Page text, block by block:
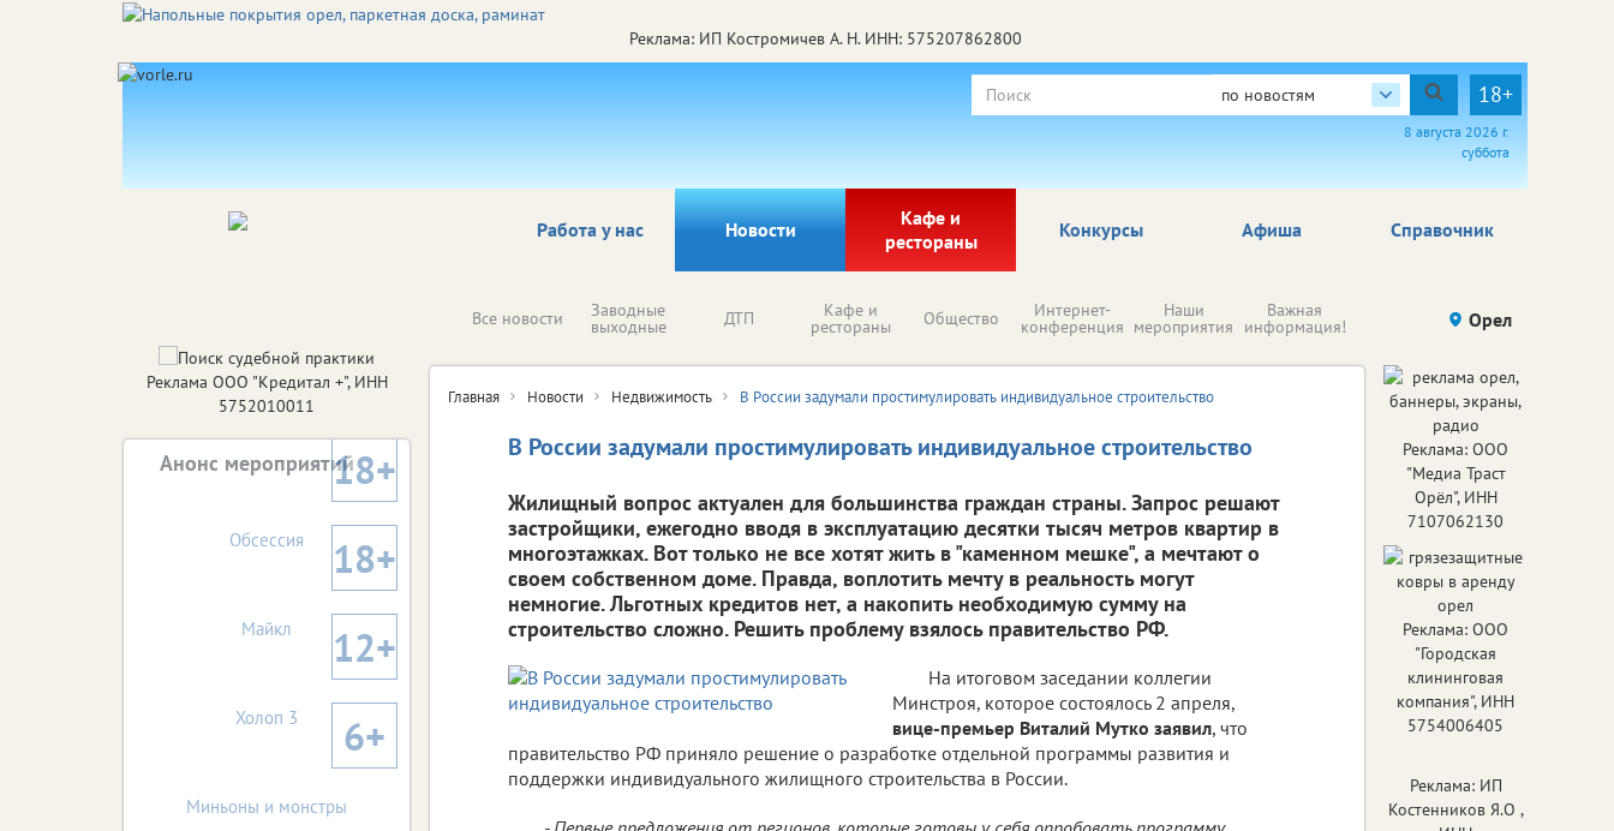
Реклама: ИП Костромичев А. Н. ИНН: 575207862800
по новостям 18+
8 августа 2026 г.
суббота
Работа у нас Новости
Кафе и
рестораны
Афиша Справочник
Конкурсы
Все новости Заводные
выходные ДТП Кафе и
рестораны Общество Интернет-
конференция
Наши
мероприятия
Важная
информация! Происшествия Здоровье
Орел
Главная Новости Недвижимость В России задумали простимулировать индивидуальное строительство
В России задумали простимулировать индивидуальное строительство
Жилищный вопрос актуален для большинства граждан страны. Запрос решают
застройщики, ежегодно вводя в эксплуатацию десятки тысяч метров квартир в
многоэтажках. Вот только не все хотят жить в "каменном мешке", а мечтают о
своем собственном доме. Правда, воплотить мечту в реальность могут
немногие. Льготных кредитов нет, а накопить необходимую сумму на
строительство сложно. Решить проблему взялось правительство РФ.
На итоговом заседании коллегии
Минстроя, которое состоялось 2 апреля,
вице-премьер Виталий Мутко заявил, что
правительство РФ приняло решение о разработке отдельной программы развития и
поддержки индивидуального жилищного строительства в России.
Реклама ООО "Кредитал +", ИНН
5752010011
Анонс мероприятий18+
Обсессия 18+
Майкл 12+
Холоп 3 6+
Миньоны и монстры
Реклама: ООО
"Медиа Траст
Орёл", ИНН
7107062130
Реклама: ООО
"Городская
клининговая
компания", ИНН
5754006405
Реклама: ИП
Костенников Я.О ,